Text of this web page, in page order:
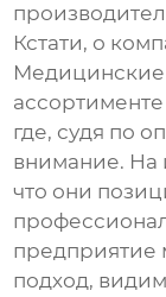
Кстати, о
где, судя по
внимание. На
что они
предприятие
подход,